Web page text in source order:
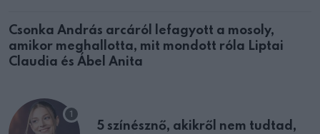
Csonka András arcáról lefagyott a mosoly,
amikor meghallotta, mit mondott róla Liptai
Claudia és Ábel Anita
5 színésznő, akikről nem tudtad,